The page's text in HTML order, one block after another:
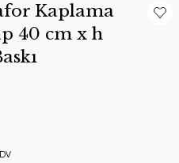
Kaplama
40 cm x h